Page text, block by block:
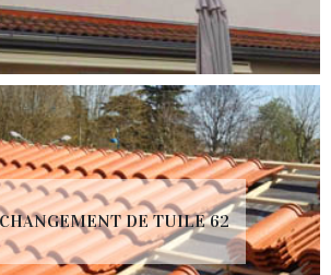
DE TUILE 62